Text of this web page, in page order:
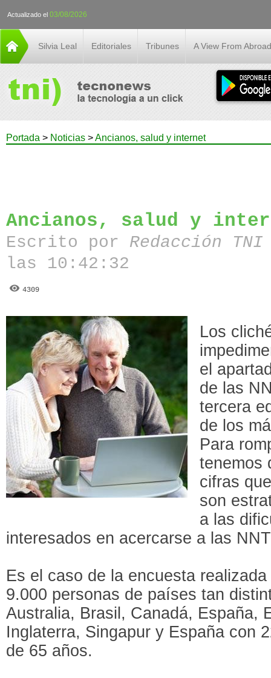
Actualizado el 03/08/2026
Silvia Leal Editoriales Tribunes A View From Abroad
Portada > Noticias >Ancianos, salud y internet
Ancianos, salud y
Escrito por Redacción
las 10:42:32
4309
Los
el
de las
tercera
de los
Para
tenemos
cifras
son
a las
interesados en acercarse a las
Es el caso de la encuesta
9.000 personas de países tan
Australia, Brasil, Canadá, España,
Inglaterra, Singapur y España con
de 65 años.